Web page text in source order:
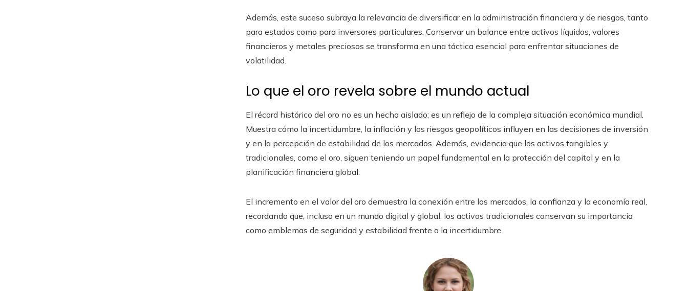
Además, este suceso subraya la relevancia de diversificar en la administración financiera y de riesgos, tanto
para estados como para inversores particulares. Conservar un balance entre activos líquidos, valores
financieros y metales preciosos se transforma en una táctica esencial para enfrentar situaciones de
volatilidad.
Lo que el oro revela sobre el mundo actual
El récord histórico del oro no es un hecho aislado; es un reflejo de la compleja situación económica mundial.
Muestra cómo la incertidumbre, la inflación y los riesgos geopolíticos influyen en las decisiones de inversión
y en la percepción de estabilidad de los mercados. Además, evidencia que los activos tangibles y
tradicionales, como el oro, siguen teniendo un papel fundamental en la protección del capital y en la
planificación financiera global.
El incremento en el valor del oro demuestra la conexión entre los mercados, la confianza y la economía real,
recordando que, incluso en un mundo digital y global, los activos tradicionales conservan su importancia
como emblemas de seguridad y estabilidad frente a la incertidumbre.